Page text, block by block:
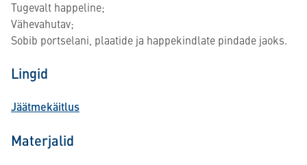
Tugevalt happeline;
Vähevahutav;
Sobib portselani, plaatide ja happekindlate pindade jaoks.
Lingid
Jäätmekäitlus
Materjalid